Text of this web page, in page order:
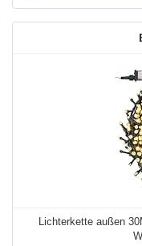
Lichterkette außen